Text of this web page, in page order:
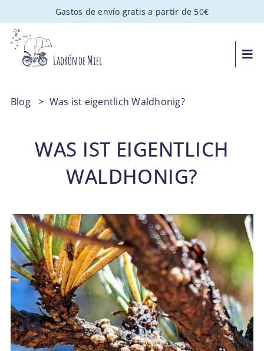
al
contenido
Gastos de envío gratis a partir de 50€
VISITAS
BLOG
SOBRE NOSOTROS
Blog> Was ist eigentlich Waldhonig?
WAS IST EIGENTLICH
WALDHONIG?